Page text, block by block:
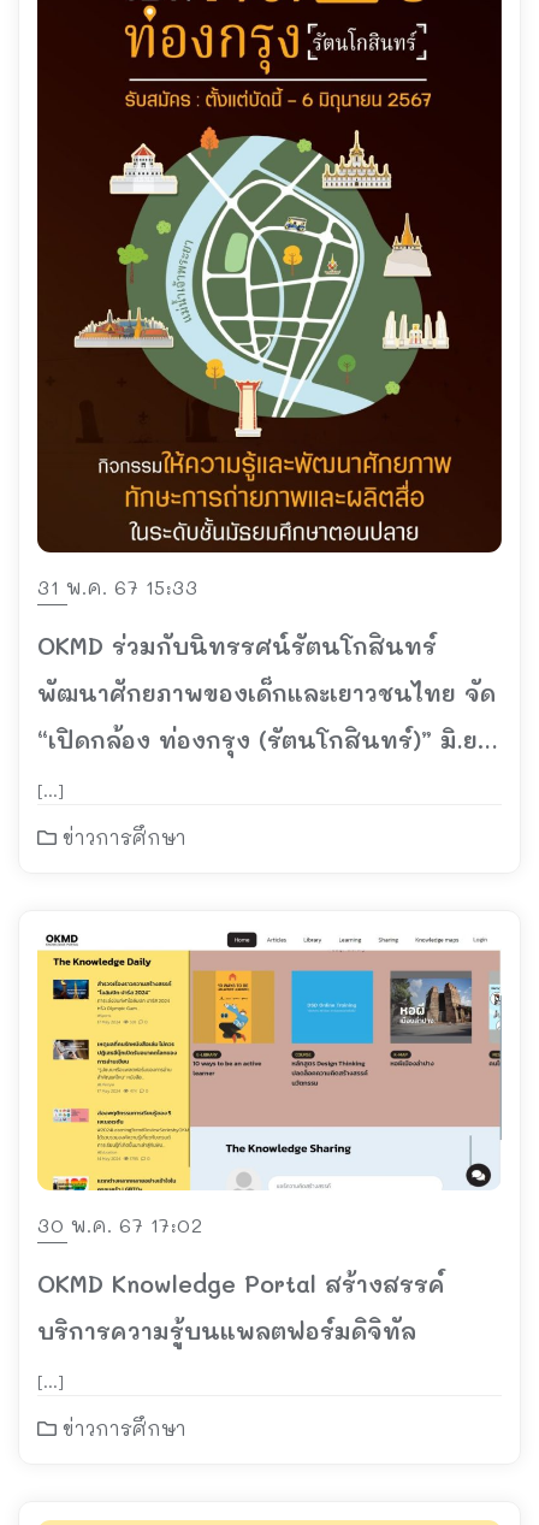
31 พ.ค. 67 15:33
OKMD ร่วมกับนิทรรศน์รัตนโกสินทร์
พัฒนาศักยภาพของเด็กและเยาวชนไทย จัด
“เปิดกล้อง ท่องกรุง (รัตนโกสินทร์)” มิ.ย.
2567
[…]
ข่าวการศึกษา
30 พ.ค. 67 17:02
OKMD Knowledge Portal สร้างสรรค์
บริการความรู้บนแพลตฟอร์มดิจิทัล
[…]
ข่าวการศึกษา